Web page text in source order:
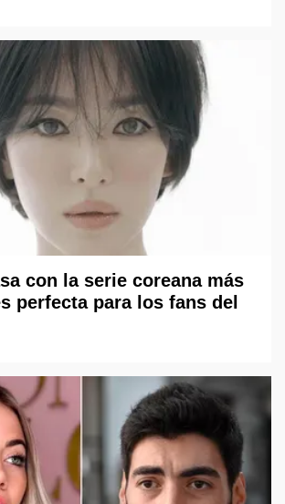
con la serie coreana más
perfecta para los fans del